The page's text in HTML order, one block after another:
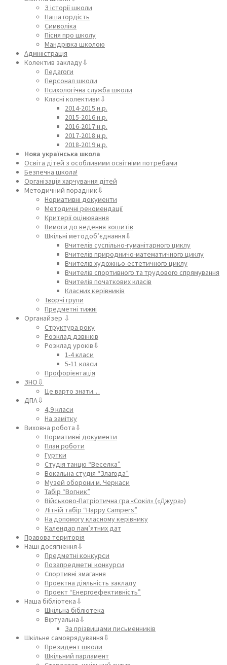
З історії школи
Наша гордість
Символіка
Пісня про школу
Мандрівка школою
Адміністрація
Колектив закладу⇩
Педагоги
Персонал школи
Психологічна служба школи
Класні колективи⇩
2014-2015 н.р.
2015-2016 н.р.
2016-2017 н.р.
2017-2018 н.р.
2018-2019 н.р.
Нова українська школа
Освіта дітей з особливими освітніми потребами
Безпечна школа!
Організація харчування дітей
Методичний порадник⇩
Нормативні документи
Методичні рекомендації
Критерії оцінювання
Вимоги до ведення зошитів
Шкільні методоб’єднання⇩
Вчителів суспільно-гуманітарного циклу
Вчителів природничо-математичного циклу
Вчителів художньо-естетичного циклу
Вчителів спортивного та трудового спрямування
Вчителів початкових класів
Класних керівників
Творчі групи
Предметні тижні
Органайзер ⇩
Структура року
Розклад дзвінків
Розклад уроків⇩
1-4 класи
5-11 класи
Профорієнтація
ЗНО⇩
Це варто знати…
ДПА⇩
4,9 класи
На замітку
Виховна робота⇩
Нормативні документи
План роботи
Гуртки
Студія танцю “Веселка”
Вокальна студія “Злагода”
Музей оборони м. Черкаси
Табір “Вогник”
Військово-Патріотична гра «Сокіл» («Джура»)
Літній табір “Happy Campers”
На допомогу класному керівнику
Календар пам’ятних дат
Правова територія
Наші досягнення⇩
Предметні конкурси
Позапредметні конкурси
Спортивні змагання
Проектна діяльність закладу
Проект “Енергоефективність”
Наша бібліотека⇩
Шкільна бібліотека
Віртуальна⇩
За прізвищами письменників
Шкільне самоврядування⇩
Президент школи
Шкільний парламент